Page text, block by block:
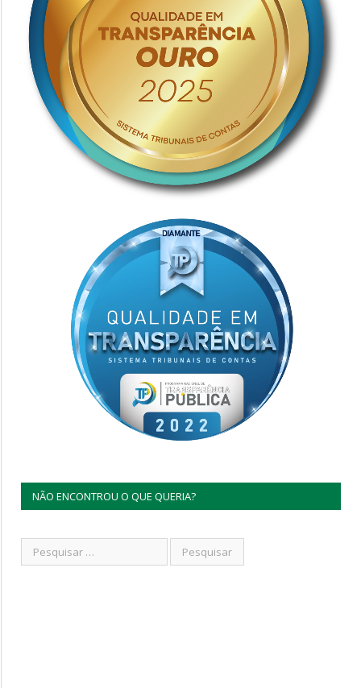
NÃO ENCONTROU O QUE QUERIA?